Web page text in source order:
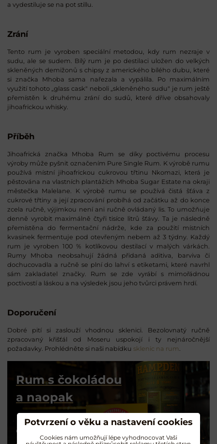
a vydestiluje se na pot stillu.
Zrání
Tento rum je vyroben speciální metodou, kdy rum nezraje v
sudu, ale se sudem. Bílý rum je po destilaci uložen do velkých
skleněných demižonů s chipsy z amerického bílého dubu, které
si značka Mhoba sama nařezala a vypálila. Po maximálním
využití tohoto „glass cask" neboli „skleněného sudu" je rum ještě
přemístěn k druhému zrání do sudů, které dříve obsahovaly
jihoafrickou whisky.
Příběh
Jihoafrická značka Mhoba Rum se díky poctivému procesu
výroby může pyšnit označením Pure Single Rum. K výrobě rumu
používá místní jihoafrickou cukrovou třtinu Nkomazi, která je
pěstována na vlastních plantážích Mhoba Sugar Estate na okraji
městečka Malelane. K výrobě rumu se používá čistá šťáva z
cukrové třtiny a její zpracování probíhá od začátku až do konce
zcela ručně, výjimkou není ani ručně ovládaný lis. To umožňuje
denně vyrobit maximálně čtyři tisíce litrů šťávy. Ta je následně
přemístěna do fermentační nádrže, kde za použití místních
kvasinek fermentuje pod otevřeným nebem až 3 týdny. Každý
rum je vyroben 100 % kotlíkovou destilací v malých várkách.
Rumy Mhoba neobsahují žádná přidaná aditiva, barviva či
dochucovadla a ručně se plní do lahví s etiketami, které navrhl
sám zakladatel značky. Rum se zde vyrábí s mimořádnou
poctivostí a láskou a na výsledek jsou jeho tvůrci právem hrdí.
Doporučení
Dobré pití si zaslouží vhodnou sklenici. Bezolovnatý ručně
zpracovaný křišťál od Moseru uspokojí i ty nejnáročnější
požadavky. Prohlédněte si naši nabídku sklenic na rum
Rum s čokoládou
a naopak
Degustační tipy
od Radka z RumMe
Potvrzení o věku a nastavení cookies
Cookies nám umožňují lépe vyhodnocovat Vaši